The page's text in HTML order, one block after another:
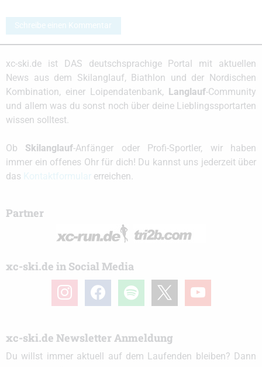
Schreibe einen Kommentar
xc-ski.de ist DAS deutschsprachige Portal mit aktuellen
News aus dem Skilanglauf, Biathlon und der Nordischen
Kombination, einer Loipendatenbank,
Langlauf-Community
und allem was du sonst noch über deine Lieblingssportarten
wissen solltest.
Ob Skilanglauf-Anfänger oder Profi-Sportler, wir haben
immer ein offenes Ohr für dich! Du kannst uns jederzeit über
das
erreichen.
Partner
xc-ski.de in Social Media
instagramfacebook spotify youtube
xc-ski.de Newsletter Anmeldung
Du willst immer aktuell auf dem Laufenden bleiben? Dann